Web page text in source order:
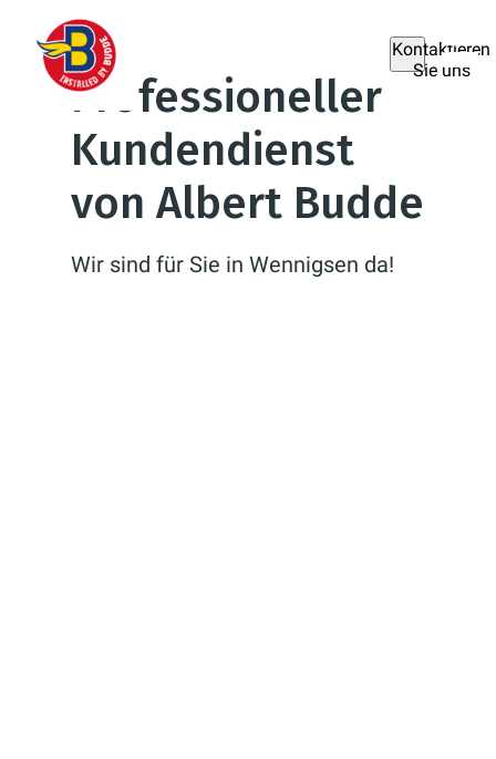
Kontaktieren
Sie uns
Professioneller
Kundendienst
von Albert Budde
Wir sind für Sie in Wennigsen da!